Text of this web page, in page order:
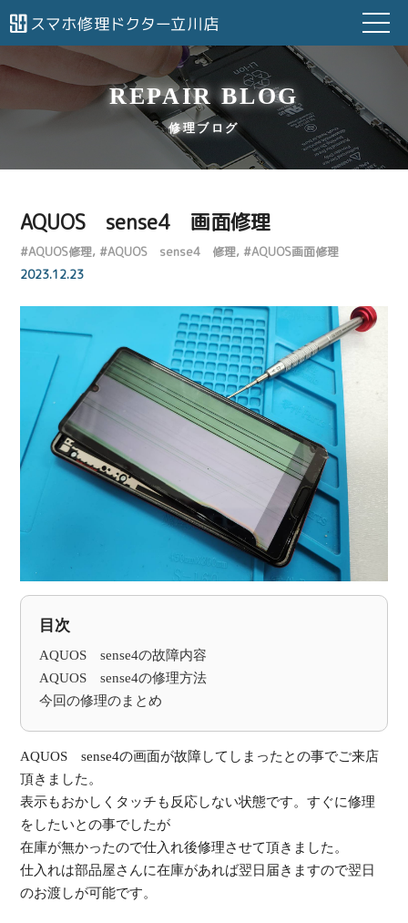
REPAIR BLOG
修理ブログ
AQUOS sense4 画面修理
#AQUOS修理 #AQUOS sense4 修理 #AQUOS画面修理
2023.12.23
目次
AQUOS sense4の故障内容
AQUOS sense4の修理方法
今回の修理のまとめ
AQUOS sense4の画面が故障してしまったとの事でご来店
頂きました。
表示もおかしくタッチも反応しない状態です。すぐに修理
をしたいとの事でしたが
在庫が無かったので仕入れ後修理させて頂きました。
仕入れは部品屋さんに在庫があれば翌日届きますので翌日
のお渡しが可能です。